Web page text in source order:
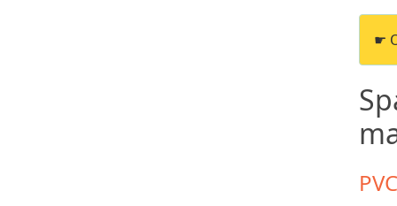
☛